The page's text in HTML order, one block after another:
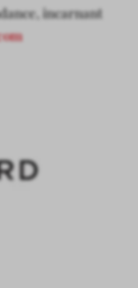
incarnant